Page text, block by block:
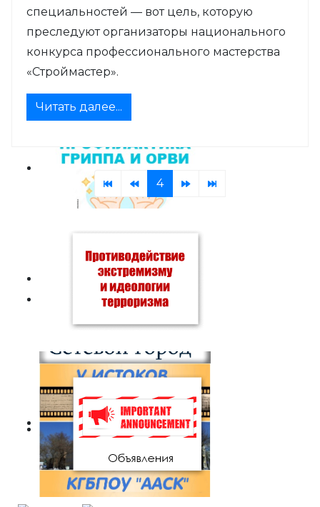
специальностей — вот цель, которую
преследуют организаторы национального
конкурса профессионального мастерства
«Строймастер».
Читать далее...
4